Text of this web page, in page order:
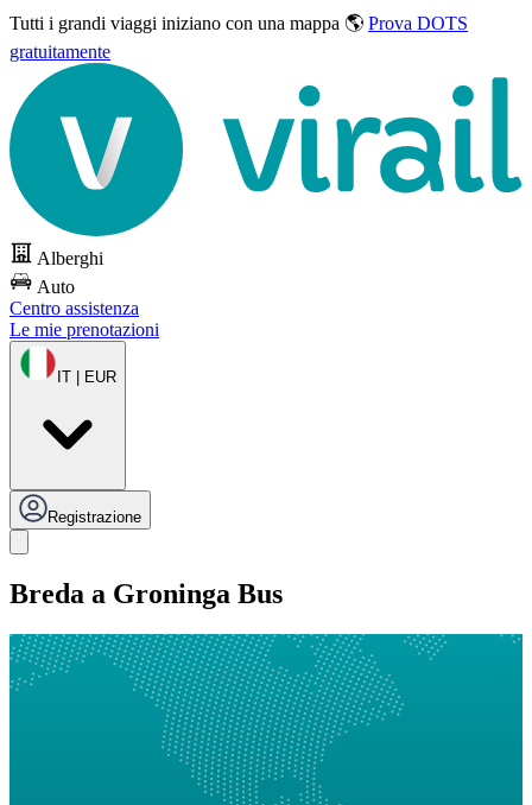
Tutti i grandi viaggi iniziano con una mappa 🌎 Prova DOTS
gratuitamente
Alberghi
Auto
Centro assistenza
Le mie prenotazioni
IT | EUR
Registrazione
Breda a Groninga Bus